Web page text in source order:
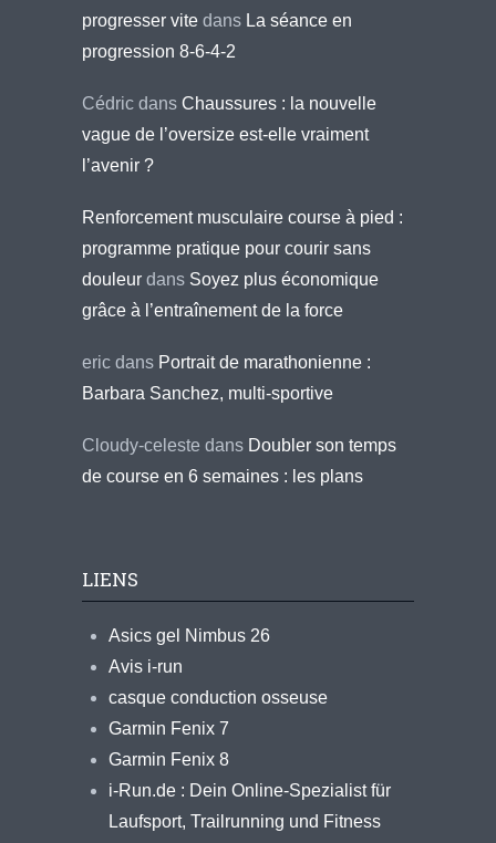
progresser vite dans La séance en
progression 8-6-4-2
Cédric dans Chaussures : la nouvelle
vague de l’oversize est-elle vraiment
l’avenir ?
Renforcement musculaire course à pied :
programme pratique pour courir sans
douleur dans Soyez plus économique
grâce à l’entraînement de la force
eric dans Portrait de marathonienne :
Barbara Sanchez, multi-sportive
Cloudy-celeste dans Doubler son temps
de course en 6 semaines : les plans
LIENS
Asics gel Nimbus 26
Avis i-run
casque conduction osseuse
Garmin Fenix 7
Garmin Fenix 8
i-Run.de : Dein Online-Spezialist für
Laufsport, Trailrunning und Fitness